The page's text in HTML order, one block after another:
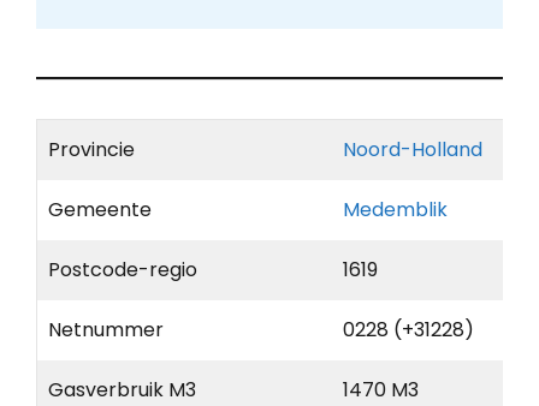
Provincie Noord-Holland
Gemeente Medemblik
Postcode-regio 1619
Netnummer 0228 (+31228)
Gasverbruik M3 1470 M3